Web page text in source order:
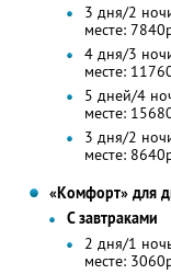
3 дня/2
месте:
4 дня/3
месте:
5 дней/4
месте:
3 дня/2
месте:
«Комфорт» для
С завтраками
2 дня/1
месте: